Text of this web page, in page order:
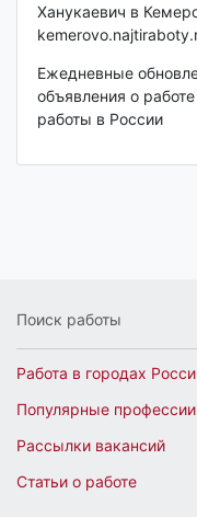
Ханукаевич в
Ежедневные
объявления о
работы в России
Поиск работы
Работа в городах
Популярные профессии
Рассылки вакансий
Статьи о работе